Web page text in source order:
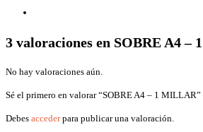
3 valoraciones en SOBRE A4 –
No hay valoraciones aún.
Sé el primero en valorar “SOBRE A4 – 1 MILLAR”
Debes accederpara publicar una valoración.